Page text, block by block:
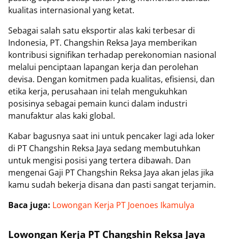
kualitas internasional yang ketat.
Sebagai salah satu eksportir alas kaki terbesar di
Indonesia, PT. Changshin Reksa Jaya memberikan
kontribusi signifikan terhadap perekonomian nasional
melalui penciptaan lapangan kerja dan perolehan
devisa. Dengan komitmen pada kualitas, efisiensi, dan
etika kerja, perusahaan ini telah mengukuhkan
posisinya sebagai pemain kunci dalam industri
manufaktur alas kaki global.
Kabar bagusnya saat ini untuk pencaker lagi ada loker
di PT Changshin Reksa Jaya sedang membutuhkan
untuk mengisi posisi yang tertera dibawah. Dan
mengenai Gaji PT Changshin Reksa Jaya akan jelas jika
kamu sudah bekerja disana dan pasti sangat terjamin.
Baca juga: Lowongan Kerja PT Joenoes Ikamulya
Lowongan Kerja PT Changshin Reksa Jaya